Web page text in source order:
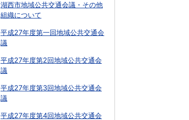
湖西市地域公共交通会議・その他
組織について
平成27年度第一回地域公共交通会
議
平成27年度第2回地域公共交通会
議
平成27年度第3回地域公共交通会
議
平成27年度第4回地域公共交通会